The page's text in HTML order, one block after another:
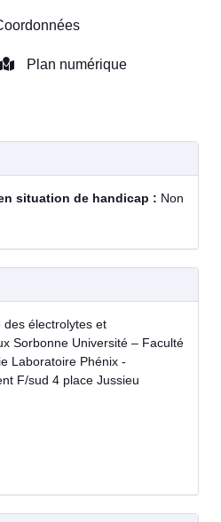
Plan numérique
situation de handicap : Non
des électrolytes et
Sorbonne Université – Faculté
Laboratoire Phénix -
F/sud 4 place Jussieu